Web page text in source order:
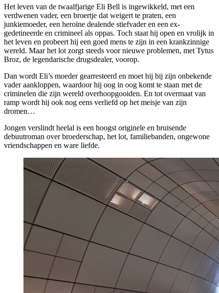
Het leven van de twaalfjarige Eli Bell is ingewikkeld, met een
verdwenen vader, een broertje dat weigert te praten, een
junkiemoeder, een heroïne dealende stiefvader en een ex-
gedetineerde en crimineel als oppas. Toch staat hij open en vrolijk in
het leven en probeert hij een goed mens te zijn in een krankzinnige
wereld. Maar het lot zorgt steeds voor nieuwe problemen, met Tytus
Broz, de legendarische drugsdealer, voorop.
Dan wordt Eli’s moeder gearresteerd en moet hij bij zijn onbekende
vader aankloppen, waardoor hij oog in oog komt te staan met de
criminelen die zijn wereld overhoopgooiden. En tot overmaat van
ramp wordt hij ook nog eens verliefd op het meisje van zijn
dromen…
Jongen verslindt heelal is een hoogst originele en bruisende
debuutroman over broederschap, het lot, familiebanden, ongewone
vriendschappen en ware liefde.